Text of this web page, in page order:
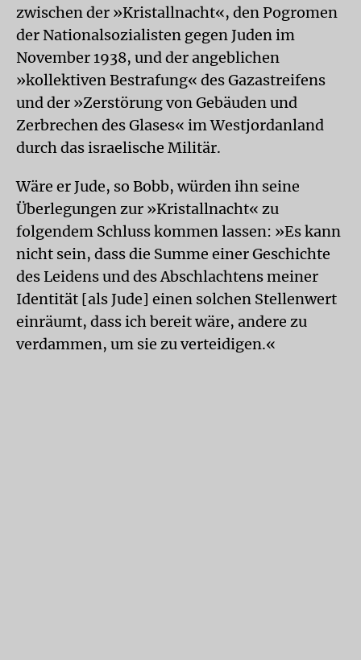
zwischen der »Kristallnacht«, den Pogromen
der Nationalsozialisten gegen Juden im
November 1938, und der angeblichen
»kollektiven Bestrafung« des Gazastreifens
und der »Zerstörung von Gebäuden und
Zerbrechen des Glases« im Westjordanland
durch das israelische Militär.
Wäre er Jude, so Bobb, würden ihn seine
Überlegungen zur »Kristallnacht« zu
folgendem Schluss kommen lassen: »Es kann
nicht sein, dass die Summe einer Geschichte
des Leidens und des Abschlachtens meiner
Identität [als Jude] einen solchen Stellenwert
einräumt, dass ich bereit wäre, andere zu
verdammen, um sie zu verteidigen.«